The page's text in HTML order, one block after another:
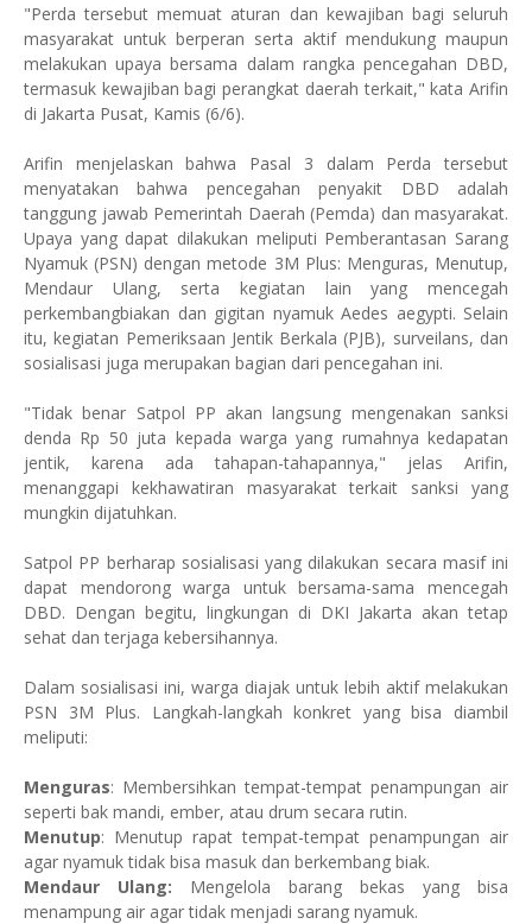
"Perda tersebut memuat aturan dan kewajiban bagi seluruh
masyarakat untuk berperan serta aktif mendukung maupun
melakukan upaya bersama dalam rangka pencegahan DBD,
termasuk kewajiban bagi perangkat daerah terkait," kata Arifin
di Jakarta Pusat, Kamis (6/6).
Arifin menjelaskan bahwa Pasal 3 dalam Perda tersebut
menyatakan bahwa pencegahan penyakit DBD adalah
tanggung jawab Pemerintah Daerah (Pemda) dan masyarakat.
Upaya yang dapat dilakukan meliputi Pemberantasan Sarang
Nyamuk (PSN) dengan metode 3M Plus: Menguras, Menutup,
Mendaur Ulang, serta kegiatan lain yang mencegah
perkembangbiakan dan gigitan nyamuk Aedes aegypti. Selain
itu, kegiatan Pemeriksaan Jentik Berkala (PJB), surveilans, dan
sosialisasi juga merupakan bagian dari pencegahan ini.
"Tidak benar Satpol PP akan langsung mengenakan sanksi
denda Rp 50 juta kepada warga yang rumahnya kedapatan
jentik, karena ada tahapan-tahapannya," jelas Arifin,
menanggapi kekhawatiran masyarakat terkait sanksi yang
mungkin dijatuhkan.
Satpol PP berharap sosialisasi yang dilakukan secara masif ini
dapat mendorong warga untuk bersama-sama mencegah
DBD. Dengan begitu, lingkungan di DKI Jakarta akan tetap
sehat dan terjaga kebersihannya.
Dalam sosialisasi ini, warga diajak untuk lebih aktif melakukan
PSN 3M Plus. Langkah-langkah konkret yang bisa diambil
meliputi:
Menguras: Membersihkan tempat-tempat penampungan air
seperti bak mandi, ember, atau drum secara rutin.
Menutup: Menutup rapat tempat-tempat penampungan air
agar nyamuk tidak bisa masuk dan berkembang biak.
Mendaur Ulang: Mengelola barang bekas yang bisa
menampung air agar tidak menjadi sarang nyamuk.